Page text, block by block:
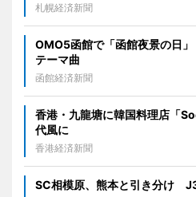
札幌経済新聞
OMO5函館で「函館夜景の日
テーマ曲
函館経済新聞
香港・九龍塘に韓国料理店「
代風に
香港経済新聞
SC相模原、熊本と引き分け